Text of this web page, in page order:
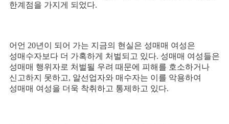
한계점을 가지게 되었다.
어언 20년이 되어 가는 지금의 현실은 성매매 여성은
성매수자보다 더 가혹하게 처벌되고 있다. 성매매 여성들은
성매매 행위자로 처벌될 우려 때문에 피해를 호소하거나
신고하지 못하고, 알선업자와 매수자는 이를 악용하여
성매매 여성을 더욱 착취하고 통제하고 있다.